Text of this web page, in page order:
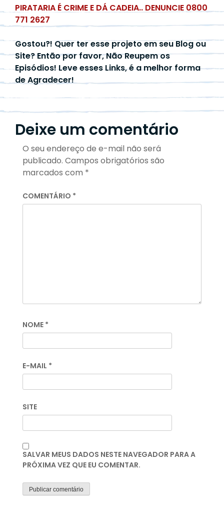
PIRATARIA É CRIME E DÁ CADEIA.. DENUNCIE 0800
771 2627
Gostou?! Quer ter esse projeto em seu Blog ou
Site? Então por favor, Não Reupem os
Episódios! Leve esses Links, é a melhor forma
de Agradecer!
Deixe um comentário
O seu endereço de e-mail não será
publicado. Campos obrigatórios são
marcados com *
COMENTÁRIO *
NOME *
E-MAIL *
SITE
SALVAR MEUS DADOS NESTE NAVEGADOR PARA A
PRÓXIMA VEZ QUE EU COMENTAR.